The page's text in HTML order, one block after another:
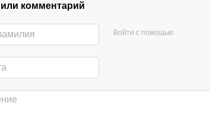
комментарий
Войти с помощью